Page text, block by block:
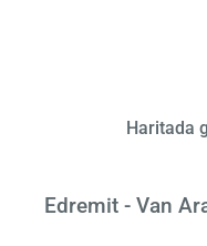
Haritada
Edremit - Van